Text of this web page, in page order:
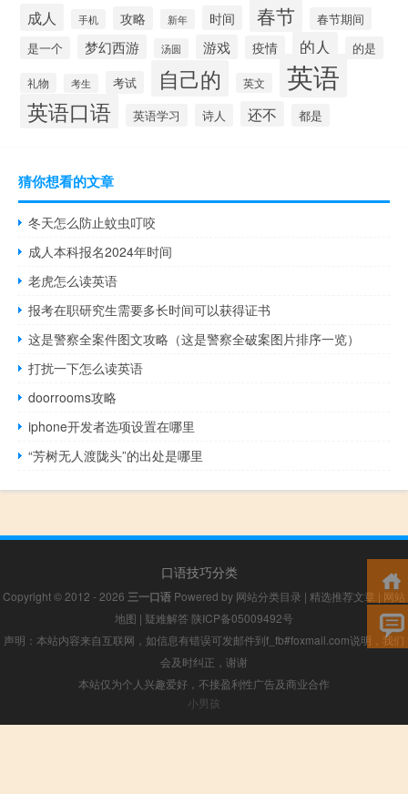
成人 手机 攻略 新年 时间 春节
春节期间
是一个
梦幻西游 汤圆 游戏 疫情 的人 的是
礼物 考生 考试 自己的 英文 英语
英语口语 英语学习 诗人 还不 都是
猜你想看的文章
冬天怎么防止蚊虫叮咬
成人本科报名2024年时间
老虎怎么读英语
报考在职研究生需要多长时间可以获得证书
这是警察全案件图文攻略（这是警察全破案图片排序一览）
打扰一下怎么读英语
doorrooms攻略
iphone开发者选项设置在哪里
“芳树无人渡陇头”的出处是哪里
口语技巧分类
Copyright © 2012 - 2026 三一口语 Powered by 网站分类目录 | 精选推荐文章 | 网站
地图 | 疑难解答 陕ICP备05009492号
声明：本站内容来自互联网，如信息有错误可发邮件到f_fb#foxmail.com说明，我们
会及时纠正，谢谢
本站仅为个人兴趣爱好，不接盈利性广告及商业合作
小男孩